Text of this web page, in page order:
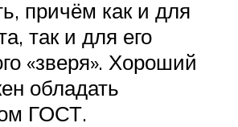
причём как и для
так и для его
«зверя». Хороший
обладать
ГОСТ.